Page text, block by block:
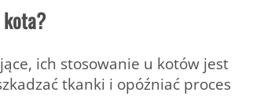
ich stosowanie u kotów jest
tkanki i opóźniać proces